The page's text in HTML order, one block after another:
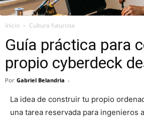
Inicio Cultura futurista
Guía práctica para
propio cyberdeck
Por Gabriel Belandria -
La idea de construir tu propio
una tarea reservada para ingenieros